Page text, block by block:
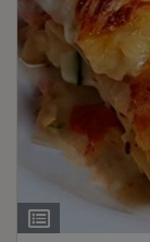
Ingrediëntenlijst